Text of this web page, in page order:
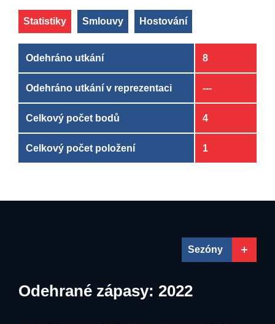
Statistiky Smlouvy Hostování
Odehráno utkání 8
Odehráno utkání v reprezentaci ---
Celkový počet bodů 4
Celkový počet položení 1
Sezóny
Odehrané zápasy: 2022